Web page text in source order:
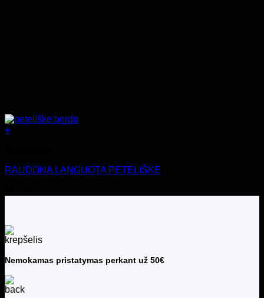
+
RAUDONA LANGUOTA PETELIŠKĖ
Nemokamas pristatymas perkant už 50€